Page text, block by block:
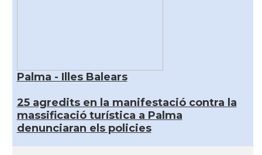
Palma - Illes Balears
25 agredits en la manifestació contra la
massificació turística a Palma
denunciaran els policies